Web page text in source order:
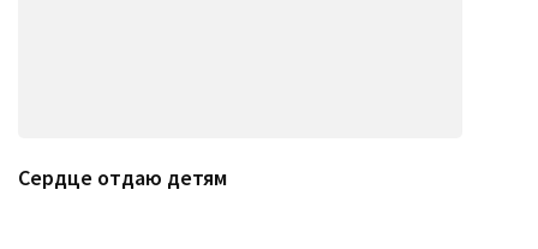
Сердце отдаю детям